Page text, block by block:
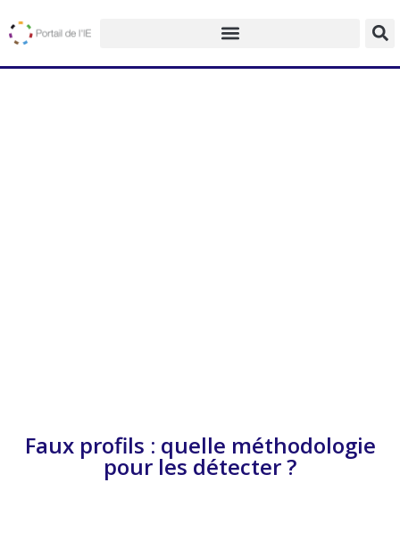
Faux profils : quelle méthodologie
pour les détecter ?